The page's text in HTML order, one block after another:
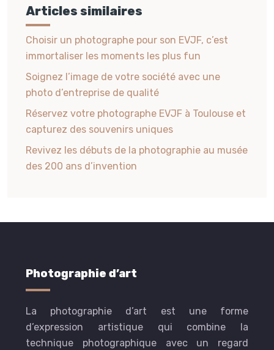
Articles similaires
Choisir un photographe pour son EVJF, c’est
immortaliser les moments les plus fun
Soignez l’image de votre société avec une
photo d’entreprise de qualité
Réservez votre photographe EVJF à Toulouse et
capturez des souvenirs uniques
Revivez les débuts de la photographie au musée
des 200 ans d’invention
Photographie d’art
La photographie d’art est une forme
d’expression artistique qui combine la
technique photographique avec un regard